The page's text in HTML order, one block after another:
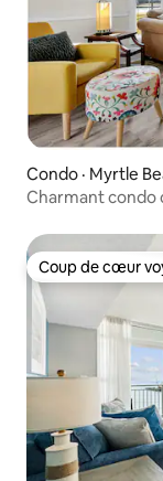
Condo · Myrtle
Charmant condo
Coup de cœur
Coup de cœur